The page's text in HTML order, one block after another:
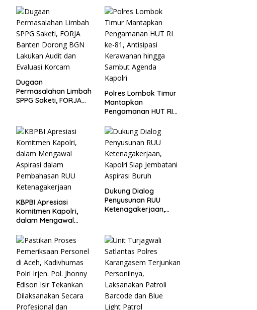
Dana Desa Rp 84
Juta, Kades
Argomulyo Belitang
Jaya Hilang 3 Bulan
Bawa Anggaran
Pembangunan
NTB
Dugaan
Permasalahan Limbah
SPPG Saketi, FORJA
Evaluasi Korcam
Polres Lombok Timur
Mantapkan
Pengamanan HUT RI
Kerawanan hingga
Sambut Agenda
Kapolri
KBPBI Apresiasi
Komitmen Kapolri,
dalam Mengawal
Pembahasan RUU
Ketenagakerjaan
Dukung Dialog
Penyusunan RUU
Ketenagakerjaan,
Buruh